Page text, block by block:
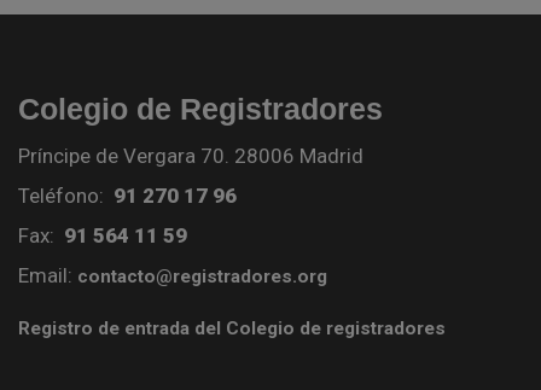
Colegio de Registradores
Príncipe de Vergara 70. 28006 Madrid
Teléfono: 91 270 17 96
Fax: 91 564 11 59
Email: contacto@registradores.org
Registro de entrada del Colegio de registradores